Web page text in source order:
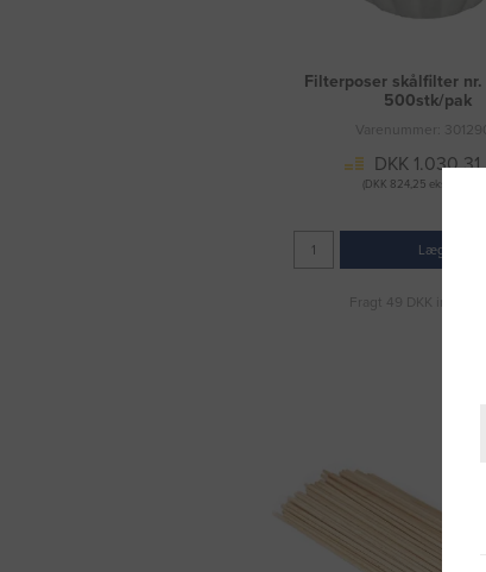
Filterposer skålfilter
500stk/pak
Varenummer:
DKK 1.030,31
(DKK 824,25 ekskl. moms)
Læg i kurv
Fragt 49 DKK inkl.